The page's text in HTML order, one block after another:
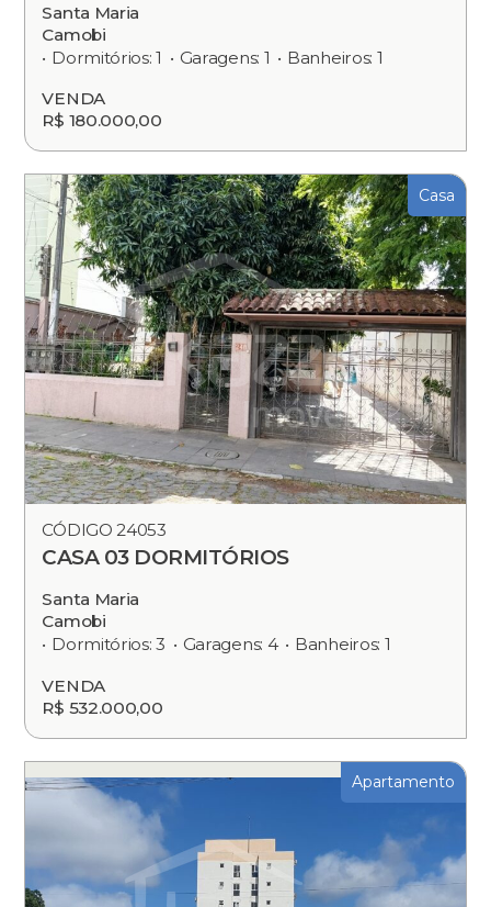
Santa Maria
Camobi
Dormitórios: 1
Garagens: 1
Banheiros: 1
VENDA
R$ 180.000,00
Casa
CÓDIGO 24053
CASA 03 DORMITÓRIOS
Santa Maria
Camobi
Dormitórios: 3
Garagens: 4
Banheiros: 1
VENDA
R$ 532.000,00
Apartamento